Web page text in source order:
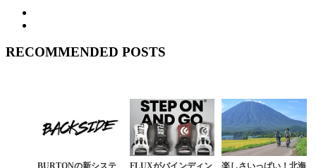
RECOMMENDED POSTS
BURTONの新システ
FLUXがバインディン
楽しさいっぱい！北海